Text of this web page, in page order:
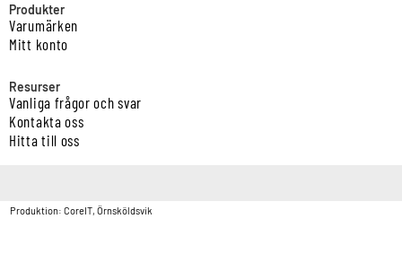
Produkter
Varumärken
Mitt konto
Resurser
Vanliga frågor och svar
Kontakta oss
Hitta till oss
Produktion: CoreIT, Örnsköldsvik